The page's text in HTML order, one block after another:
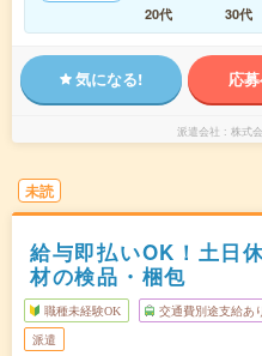
20代
30代
気になる! 応
派遣会社 株式
未読
給与即払いOK！土日
材の検品・梱包
職種未経験OK 交通費別途支給あ
派遣